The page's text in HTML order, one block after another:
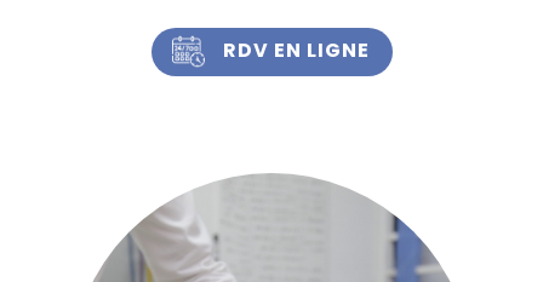
RDV EN LIGNE